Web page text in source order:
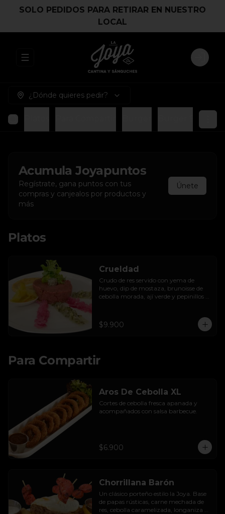
SOLO PEDIDOS PARA RETIRAR EN NUESTRO
LOCAL
Abrir menu de navegación Login
¿Dónde quieres pedir?
AcumulaJoyapuntos
Regístrate, gana puntos con tus
compras y canjealos por productos y
más
Únete
Platos
Crueldad
Crudo de res servido con yema de
huevo, dip de mostaza, brunoisse de
cebolla morada, ají verde y pepinillos
$9.900
Para Compartir
Aros De Cebolla XL
Cortes de cebolla fresca apanada y
acompañados con salsa barbecue.
$6.900
Chorrillana Barón
Un clásico porteño estilo la Joya. Base
de papas rústicas, carne mechada de
res, cebolla caramelizada, longaniza